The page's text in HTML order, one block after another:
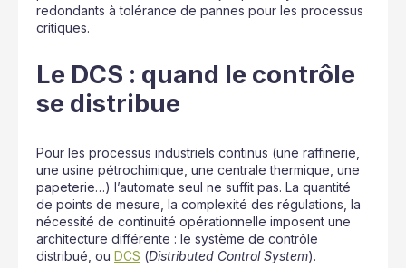
redondants à tolérance de pannes pour les processus
critiques.
Le DCS : quand le contrôle
se distribue
Pour les processus industriels continus (une raffinerie,
une usine pétrochimique, une centrale thermique, une
papeterie…) l’automate seul ne suffit pas. La quantité
de points de mesure, la complexité des régulations, la
nécessité de continuité opérationnelle imposent une
architecture différente : le système de contrôle
distribué, ou DCS (Distributed Control System).